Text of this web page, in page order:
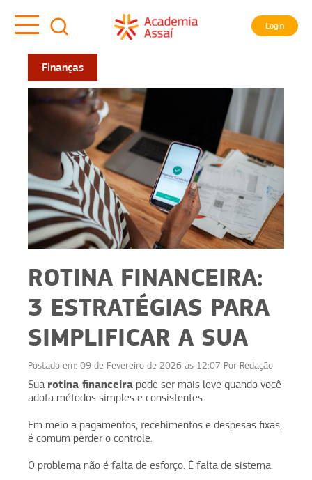
Login
Finanças
ROTINA FINANCEIRA:
3 ESTRATÉGIAS PARA
SIMPLIFICAR A SUA
Postado em: 09 de Fevereiro de 2026 às 12:07 Por Redação
Sua rotina financeira pode ser mais leve quando você
adota métodos simples e consistentes.
Em meio a pagamentos, recebimentos e despesas fixas,
é comum perder o controle.
O problema não é falta de esforço. É falta de sistema.